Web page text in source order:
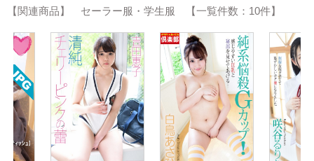
【関連商品】 セーラー服・学生服 【一覧件数：10件】